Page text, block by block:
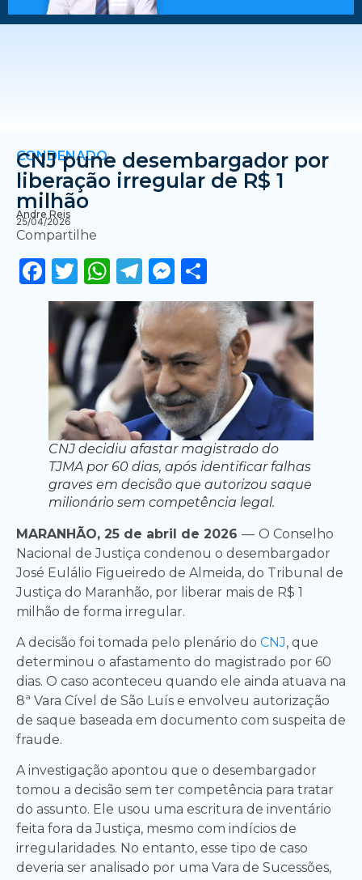
CONDENADO
CNJ pune desembargador por
liberação irregular de R$ 1
milhão
Andre Reis
25/04/2026
Compartilhe
Facebook
Twitter
WhatsApp
Telegram
Messenger
CNJ decidiu afastar magistrado do
TJMA por 60 dias, após identificar falhas
graves em decisão que autorizou saque
milionário sem competência legal.
MARANHÃO, 25 de abril de 2026 — O Conselho
Nacional de Justiça condenou o desembargador
José Eulálio Figueiredo de Almeida, do Tribunal de
Justiça do Maranhão, por liberar mais de R$ 1
milhão de forma irregular.
A decisão foi tomada pelo plenário do CNJ, que
determinou o afastamento do magistrado por 60
dias. O caso aconteceu quando ele ainda atuava na
8ª Vara Cível de São Luís e envolveu autorização
de saque baseada em documento com suspeita de
fraude.
A investigação apontou que o desembargador
tomou a decisão sem ter competência para tratar
do assunto. Ele usou uma escritura de inventário
feita fora da Justiça, mesmo com indícios de
irregularidades. No entanto, esse tipo de caso
deveria ser analisado por uma Vara de Sucessões,